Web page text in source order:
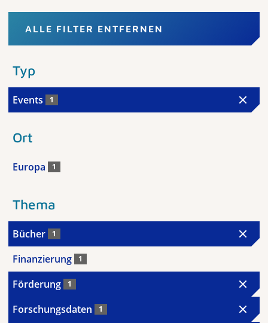
ALLE FILTER ENTFERNEN
Typ
Events 1
Ort
Europa 1
Thema
Bücher 1
Finanzierung 1
Förderung 1
Forschungsdaten 1